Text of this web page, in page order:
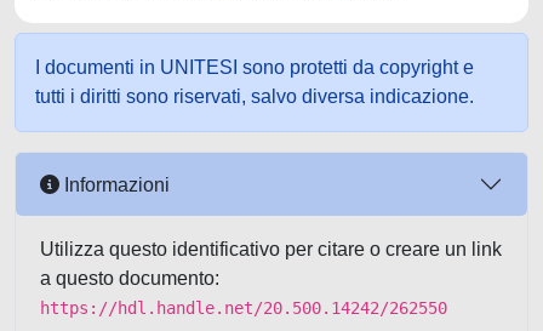
I documenti in UNITESI sono protetti da copyright e
tutti i diritti sono riservati, salvo diversa indicazione.
Informazioni
Utilizza questo identificativo per citare o creare un link
a questo documento:
https://hdl.handle.net/20.500.14242/262550